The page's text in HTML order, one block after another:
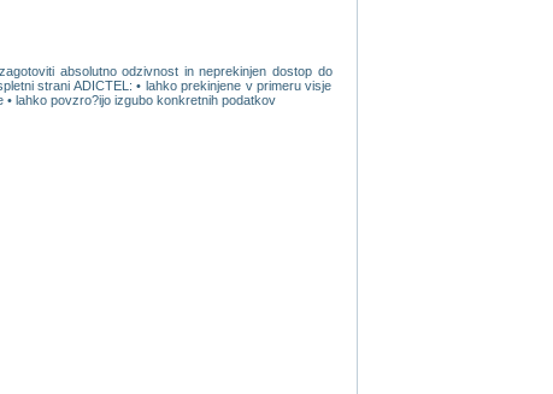
absolutno odzivnost in neprekinjen dostop do
strani ADICTEL: • lahko prekinjene v primeru visje
lahko povzro?ijo izgubo konkretnih podatkov